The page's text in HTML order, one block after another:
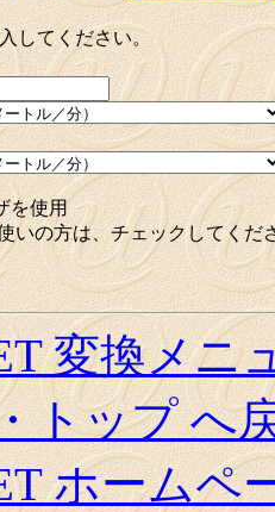
してください。
を使用
いの方は、チェックしてくだ
変換メニ
トップ へ
ホームペ